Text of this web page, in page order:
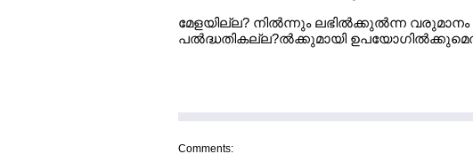
മേളയില്ല? നില്‍ന്നും ലഭില്‍ക്കുല്‍ന്ന
പല്‍ദ്ധതികല്ല?ല്‍ക്കുമായി
Comments: